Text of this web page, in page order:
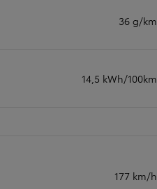
36 g/km
14,5 kWh/100km
177 km/h